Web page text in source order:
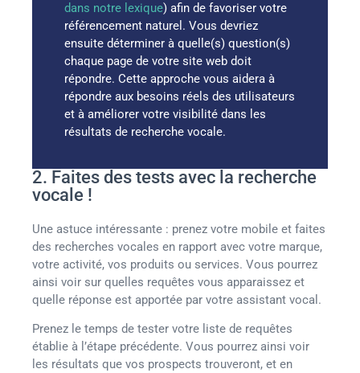
dans notre lexique) afin de favoriser votre
référencement naturel. Vous devriez
ensuite déterminer à quelle(s) question(s)
chaque page de votre site web doit
répondre. Cette approche vous aidera à
répondre aux besoins réels des utilisateurs
et à améliorer votre visibilité dans les
résultats de recherche vocale.
2. Faites des tests avec la recherche
vocale !
Une astuce intéressante : prenez votre mobile et faites
des recherches vocales en rapport avec votre marque,
votre activité, vos produits ou services. Vous pourrez
ainsi voir sur quelles requêtes vous apparaissez et
quelle réponse est apportée par votre assistant vocal.
Prenez le temps de tester votre liste de requêtes
établie à l’étape précédente. Vous pourrez ainsi voir
les résultats que vos prospects trouveront, et en